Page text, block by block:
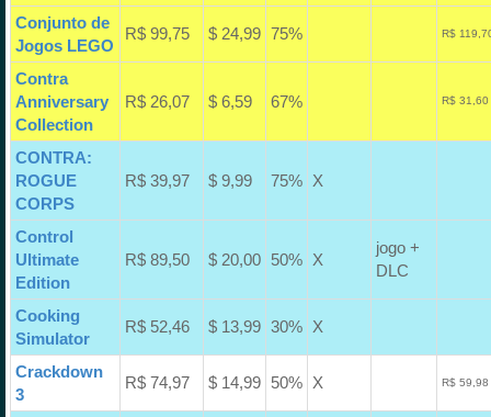
Conjunto de
Jogos LEGO
R$ 99,75 $ 24,99 75% R$
Contra
Anniversary
Collection
R$ 26,07 $ 6,59 67% R$
CONTRA:
ROGUE
CORPS
R$ 39,97 $ 9,99 75% X
Control
Ultimate
Edition
R$ 89,50 $ 20,00 50% X
jogo +
DLC
Cooking
Simulator
R$ 52,46 $ 13,99 30% X
Crackdown
3
R$ 74,97 $ 14,99 50% X R$